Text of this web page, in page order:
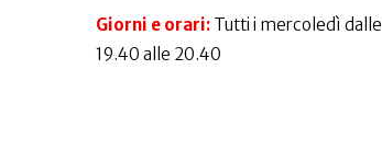
Giorni e orari: Tutti i mercoledì dalle
19.40 alle 20.40